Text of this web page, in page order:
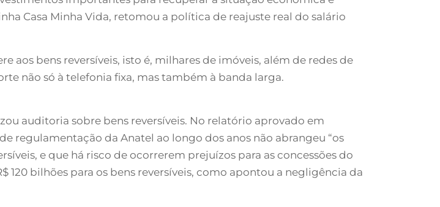
Casa Minha Vida, retomou a política de reajuste real do salário
aos bens reversíveis, isto é, milhares de imóveis, além de redes de
não só à telefonia fixa, mas também à banda larga.
auditoria sobre bens reversíveis. No relatório aprovado em
regulamentação da Anatel ao longo dos anos não abrangeu “os
e que há risco de ocorrerem prejuízos para as concessões do
120 bilhões para os bens reversíveis, como apontou a negligência da